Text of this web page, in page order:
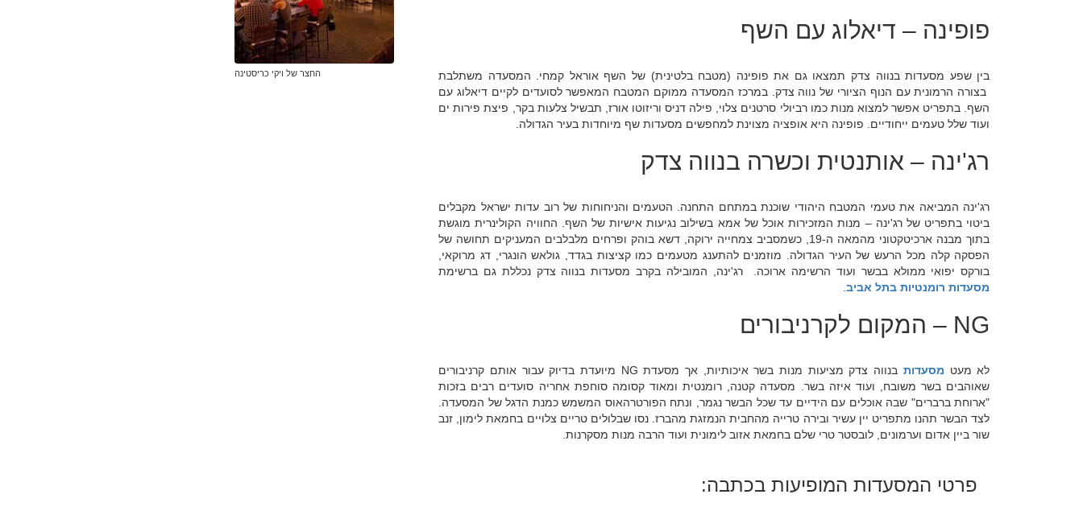
פופינה – דיאלוג עם השף
בין שפע מסעדות בנווה צדק תמצאו גם את פופינה (מטבח בלטינית) של השף אוראל קמחי. המסעדה משתלבת
בצורה הרמונית עם הנוף הציורי של נווה צדק. במרכז המסעדה ממוקם המטבח המאפשר לסועדים לקיים דיאלוג עם
השף. בתפריט אפשר למצוא מנות כמו רביולי סרטנים צלוי, פילה דניס וריזוטו אורז, תבשיל צלעות בקר, פיצת פירות ים
ועוד שלל טעמים ייחודיים. פופינה היא אופציה מצוינת למחפשים מסעדות שף מיוחדות בעיר הגדולה.
רג'ינה – אותנטית וכשרה בנווה צדק
רג'ינה המביאה את טעמי המטבח היהודי שוכנת במתחם התחנה. הטעמים והניחוחות של רוב עדות ישראל מקבלים
ביטוי בתפריט של רג'ינה – מנות המזכירות אוכל של אמא בשילוב נגיעות אישיות של השף. החוויה הקולינרית מוגשת
בתוך מבנה ארכיטקטוני מהמאה ה-19, כשמסביב צמחייה ירוקה, דשא בוהק ופרחים מלבלבים המעניקים תחושה של
הפסקה קלה מכל הרעש של העיר הגדולה. מוזמנים להתענג מטעמים כמו קציצות בגדד, גולאש הונגרי, דג מרוקאי,
בורקס יפואי ממולא בבשר ועוד הרשימה ארוכה. רג'ינה, המובילה בקרב מסעדות בנווה צדק נכללת גם ברשימת
מסעדות רומנטיות בתל אביב.
NG – המקום לקרניבורים
לא מעט מסעדות
בנווה צדק מציעות מנות בשר איכותיות, אך מסעדת NG מיועדת בדיוק עבור אותם קרניבורים
שאוהבים בשר משובח, ועוד איזה בשר. מסעדה קטנה, רומנטית ומאוד קסומה סוחפת אחריה סועדים רבים בזכות
"ארוחת ברברים" שבה אוכלים עם הידיים עד שכל הבשר נגמר, ונתח הפורטרהאוס המשמש כמנת הדגל של המסעדה.
לצד הבשר תהנו מתפריט יין עשיר ובירה טרייה מהחבית הנמזגת מהברז. נסו שבלולים טריים צלויים בחמאת לימון, זנב
שור ביין אדום וערמונים, לובסטר טרי שלם בחמאת אזוב לימונית ועוד הרבה מנות מסקרנות.
החצר של ויקי כריסטינה
פרטי המסעדות המופיעות בכתבה: